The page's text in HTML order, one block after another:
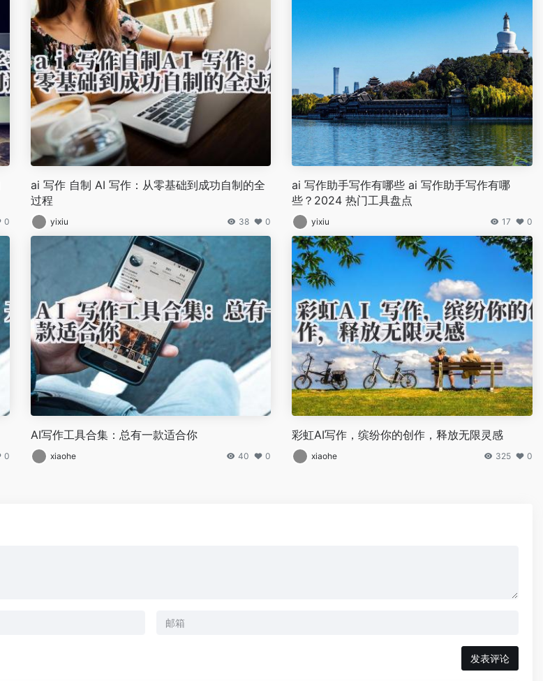
0
ai 写作 自制 AI 写作：从零基础到成功自制的全
过程
yixiu 38 0
ai 写作助手写作有哪些 ai 写作助手写作有哪
些？2024 热门工具盘点
yixiu 17 0
0
AI写作工具合集：总有一款适合你
xiaohe 40 0
彩虹AI写作，缤纷你的创作，释放无限灵感
xiaohe 325 0
发表评论